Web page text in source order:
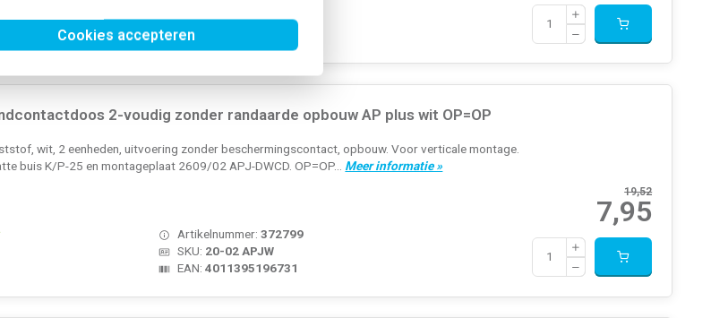
Cookies accepteren
SKU:11DDILE
EAN:
2-voudig zonder randaarde opbouw AP plus wit OP=OP
wit, 2 eenheden, uitvoering zonder beschermingscontact, opbouw. Voor verticale montage.
buis K/P-25 en montageplaat 2609/02 APJ-DWCD. OP=OP... Meer informatie »
19,52
7,95
Artikelnummer:372799
SKU: 20-02 APJW
EAN:4011395196731